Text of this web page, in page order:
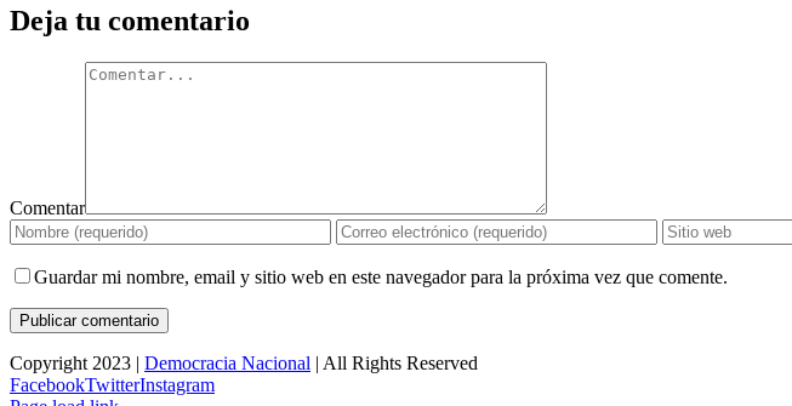
Deja tu comentario
Comentar
Guardar mi nombre, email y sitio web en este navegador para la próxima vez que comente.
Copyright 2023 | Democracia Nacional | All Rights Reserved
FacebookTwitterInstagram